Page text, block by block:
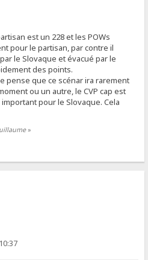
est un 228 et les POWs
pour le partisan, par contre il
le Slovaque et évacué par le
des points.
pense que ce scénar ira rarement
ou un autre, le CVP cap est
pour le Slovaque. Cela
»